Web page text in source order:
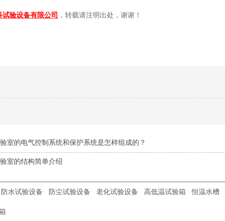
试验设备有限公司 ，转载请注明出处，谢谢！
室的电气控制系统和保护系统是怎样组成的？
室的结构简单介绍
防水试验设备 防尘试验设备 老化试验设备 高低温试验箱 恒温水槽